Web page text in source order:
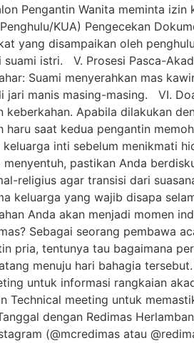
Pengantin Wanita meminta
KUA) Pengecekan
yang disampaikan oleh
istri. V. Prosesi Pasca-
Suami menyerahkan mas
jari manis masing-masing. VI.
Apabila dilakukan
saat kedua pengantin
keluarga inti sebelum menikmati
pastikan Anda
religius agar transisi dari
keluarga yang wajib disapa
Anda akan menjadi momen
Sebagai seorang pembawa
pria, tentunya tau bagaimana
menuju hari bahagia
untuk informasi rangkaian
meeting untuk
dengan Redimas
(@mcredimas atau